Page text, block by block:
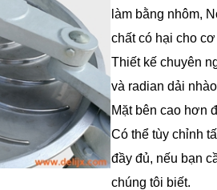
làm bằng nhôm,
chất có hại cho
Thiết kế chuyên
và radian dải
Mặt bên cao hơn
Có thể tùy chỉnh
đầy đủ, nếu bạn
chúng tôi biết.